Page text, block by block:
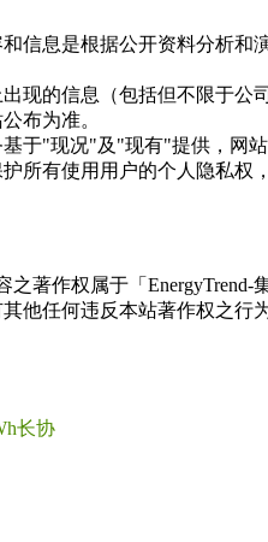
和信息是根据公开资料分析
出现的信息（包括但不限于
布为准。
于"现况"及"现有"提供，网
护所有使用用户的个人隐私
之著作权属于「
他任何违反本站著作权之行为
长协